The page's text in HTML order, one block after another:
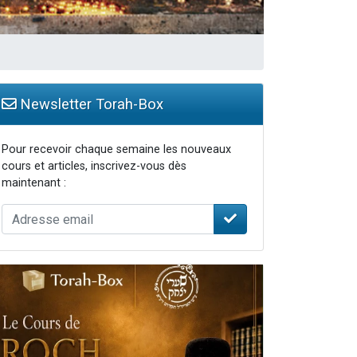
Newsletter Torah-Box
Pour recevoir chaque semaine les nouveaux
cours et articles, inscrivez-vous dès
maintenant :